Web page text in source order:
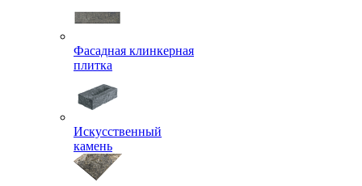
Фасадная клинкерная
плитка
Искусственный
камень